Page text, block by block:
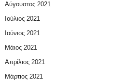
Αύγουστος 2021
Ιούλιος 2021
Ιούνιος 2021
Μάιος 2021
Απρίλιος 2021
Μάρτιος 2021